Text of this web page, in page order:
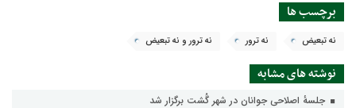
برچسب ها
نه تبعیض نه ترور نه ترور و نه تبعیض
نوشته های مشابه
جلسهٔ اصلاحی جوانان در شهر گُشت برگزار شد